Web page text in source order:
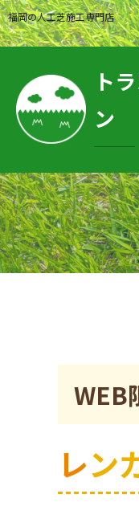
福岡の人工芝施工専門店
ト
ン
WEB
レ